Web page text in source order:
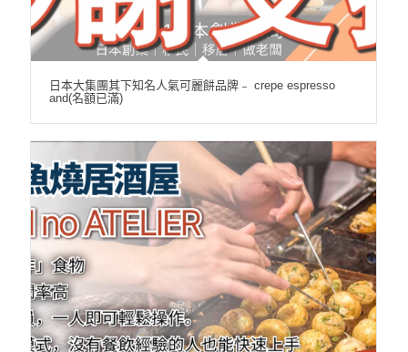
日本大集團其下知名人氣可麗餅品牌﹣ crepe espresso
and(名額已滿)